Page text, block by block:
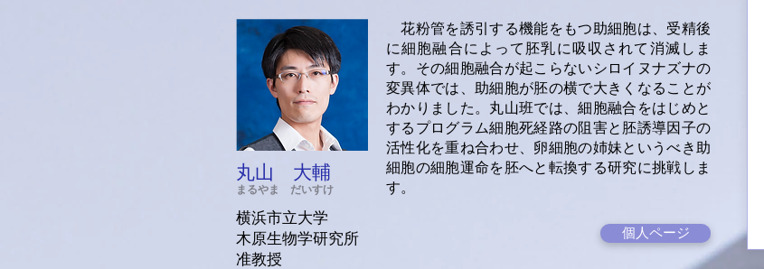
まるやま だいすけ
丸山 大輔
横浜市立大学
木原生物学研究所
准教授
花粉管を誘引する機能をもつ助細胞は、受精後
に細胞融合によって胚乳に吸収されて消滅しま
す。その細胞融合が起こらないシロイヌナズナの
変異体では、助細胞が胚の横で大きくなることが
わかりました。丸山班では、細胞融合をはじめと
するプログラム細胞死経路の阻害と胚誘導因子の
活性化を重ね合わせ、卵細胞の姉妹というべき助
細胞の細胞運命を胚へと転換する研究に挑戦しま
す。
個人ページ